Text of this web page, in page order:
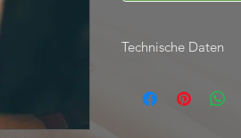
Technische Daten
Komposition für